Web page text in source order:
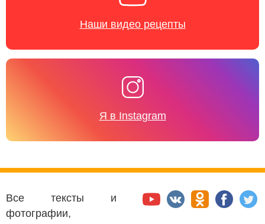
Наши видео рецепты
Я в Instagram
Все тексты и
фотографии,